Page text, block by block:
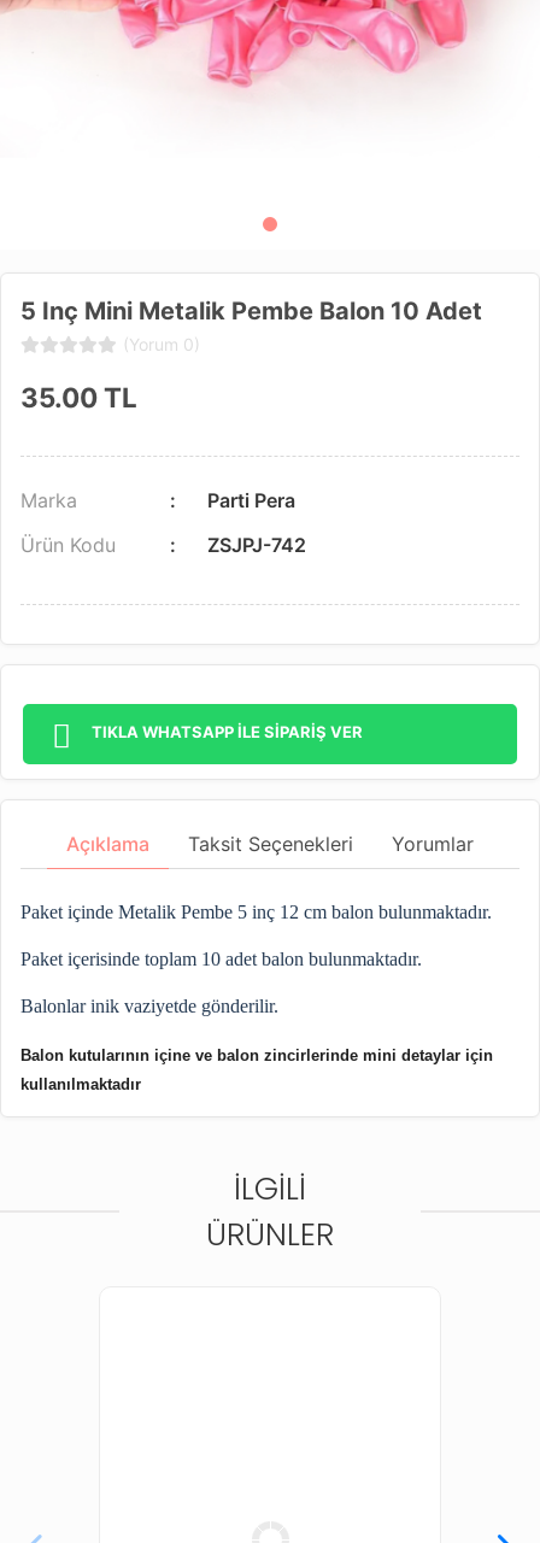
5 Inç Mini Metalik Pembe Balon 10 Adet
(Yorum 0)
35.00TL
Marka
Parti Pera
Ürün Kodu
ZSJPJ-742
TIKLA WHATSAPP İLE SİPARİŞ VER
Açıklama Taksit Seçenekleri Yorumlar
Paket içinde Metalik Pembe 5 inç 12 cm balon bulunmaktadır.
Paket içerisinde toplam 10 adet balon bulunmaktadır.
Balonlar inik vaziyetde gönderilir.
Balon kutularının içine ve balon zincirlerinde mini detaylar için
kullanılmaktadır
İLGILI
ÜRÜNLER